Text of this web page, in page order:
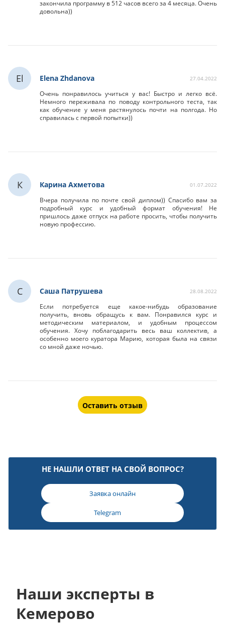
закончила программу в 512 часов всего за 4 месяца. Очень
довольна))
El Elena Zhdanova 27.04.2022
Очень понравилось учиться у вас! Быстро и легко всё.
Немного переживала по поводу контрольного теста, так
как обучение у меня растянулось почти на полгода. Но
справилась с первой попытки))
К Карина Ахметова 01.07.2022
Вчера получила по почте свой диплом)) Спасибо вам за
подробный курс и удобный формат обучения! Не
пришлось даже отпуск на работе просить, чтобы получить
новую профессию.
С Саша Патрушева 28.08.2022
Если потребуется еще какое-нибудь образование
получить, вновь обращусь к вам. Понравился курс и
методическим материалом, и удобным процессом
обучения. Хочу поблагодарить весь ваш коллектив, а
особенно моего куратора Марию, которая была на связи
со мной даже ночью.
Оставить отзыв
НЕ НАШЛИ ОТВЕТ НА СВОЙ ВОПРОС?
Заявка онлайн
Telegram
Наши эксперты в
Кемерово